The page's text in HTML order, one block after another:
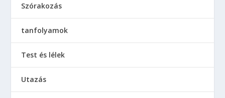
Szórakozás
tanfolyamok
Test és lélek
Utazás